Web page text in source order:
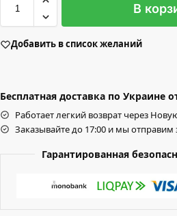
В
Добавить в список желаний
Бесплатная доставка по Украине
Работает легкий возврат через
Заказывайте до 17:00 и мы отправим
Гарантированная